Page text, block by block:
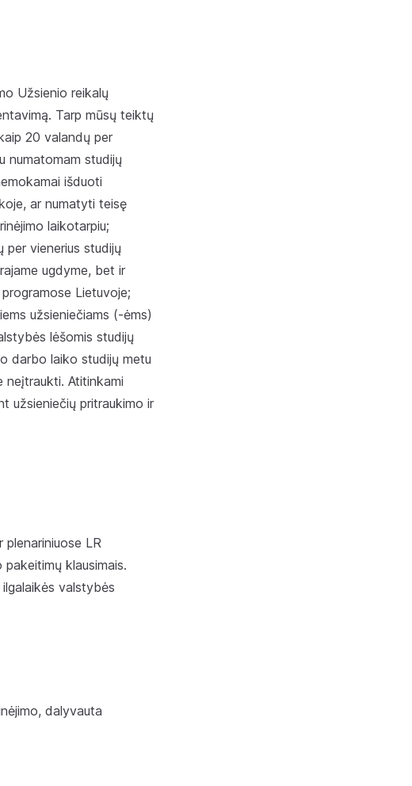
Užsienio reikalų
Tarp mūsų teiktų
20 valandų per
numatomam studijų
išduoti
ar numatyti teisę
laikotarpiu;
vienerius studijų
ugdyme, bet ir
Lietuvoje;
užsieniečiams (-ėms)
lėšomis studijų
darbo laiko studijų metu
neįtraukti. Atitinkami
užsieniečių pritraukimo ir
plenariniuose LR
klausimais.
valstybės
dalyvauta